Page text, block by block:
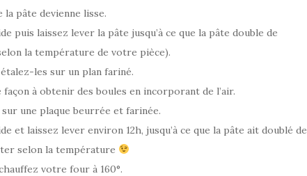
la pâte devienne lisse.
puis laissez lever la pâte jusqu’à ce que la pâte double de
la température de votre pièce).
les sur un plan fariné.
à obtenir des boules en incorporant de l’air.
une plaque beurrée et farinée.
et laissez lever environ 12h, jusqu’à ce que la pâte ait doublé de
selon la température
votre four à 160°.